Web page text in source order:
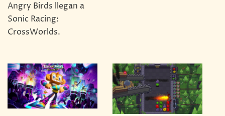
Angry Birds llegan a
Sonic Racing:
CrossWorlds.